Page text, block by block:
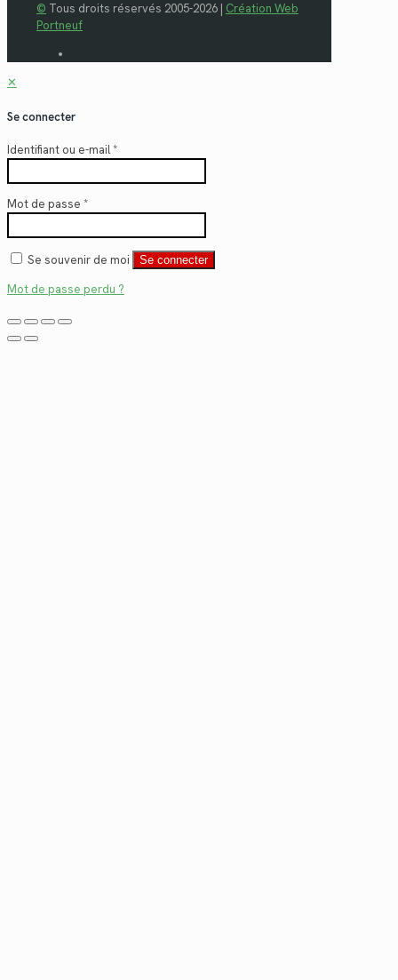
© Tous droits réservés 2005-2026 | Création Web
Portneuf
✕
Se connecter
Identifiant ou e-mail*
Mot de passe *
Se souvenir de moi Se connecter
Mot de passe perdu ?